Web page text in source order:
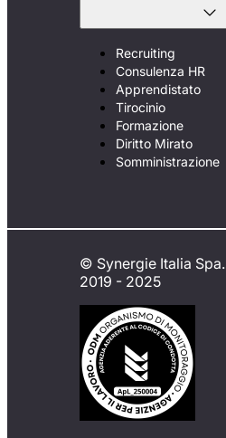
Recruiting
Consulenza HR
Apprendistato
Tirocinio
Formazione
Diritto Mirato
Somministrazione
© Synergie Italia Spa.
2019 - 2025